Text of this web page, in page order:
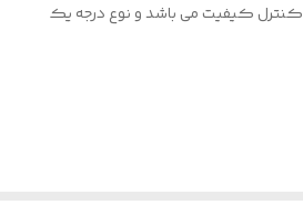
ریزش ندارد) و مورد تایید QC کنترل کیفیت می باشد و نوع درجه یک